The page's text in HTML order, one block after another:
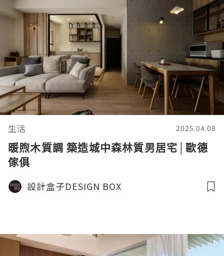
生活 2025.04.08
暖煦木質調 築造城中森林質男居宅│歐德
傢俱
設計盒子DESIGN BOX